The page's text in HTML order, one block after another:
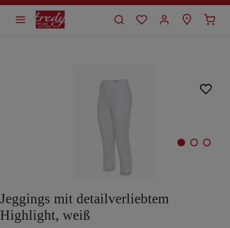
springen
Jeggings mit detailverliebtem
Highlight, weiß